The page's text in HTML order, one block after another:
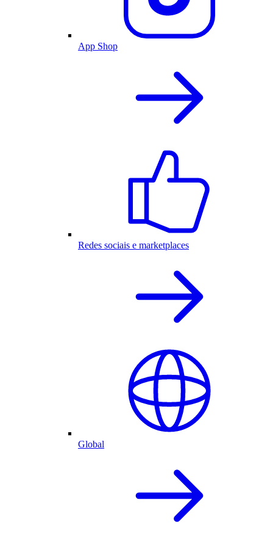
App Shop
Redes sociais e marketplaces
Global